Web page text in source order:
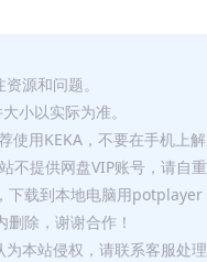
源和问题。
小以实际为准。
用KEKA，不要在手机上解
提供网盘VIP账号，请自重
载到本地电脑用potplayer
除，谢谢合作！
本站侵权，请联系客服处理